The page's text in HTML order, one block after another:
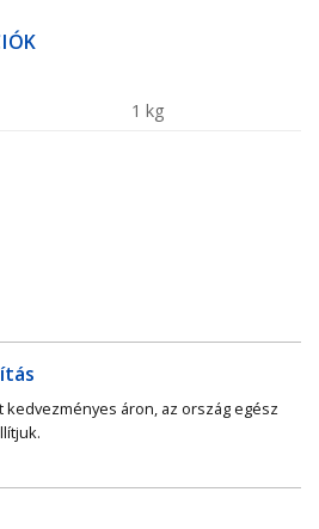
1 kg
áron, az ország egész